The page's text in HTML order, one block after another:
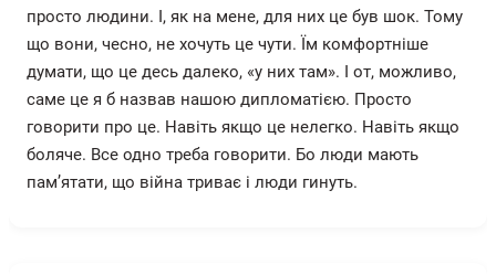
просто людини. І, як на мене, для них це був шок. Тому
що вони, чесно, не хочуть це чути. Їм комфортніше
думати, що це десь далеко, «у них там». І от, можливо,
саме це я б назвав нашою дипломатією. Просто
говорити про це. Навіть якщо це нелегко. Навіть якщо
боляче. Все одно треба говорити. Бо люди мають
пам’ятати, що війна триває і люди гинуть.